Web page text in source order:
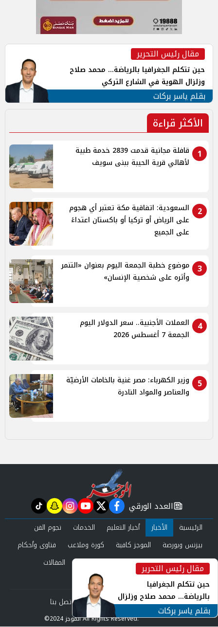
مقال رئيس التحرير
حين تتكلم الجغرافيا بالرياضة... محمد صلاح
وزلزال الهوية في الشارع التركي
بقلم ياسر بركات
الأكثر قراءة
1
قافلة مجانية قدمت 2839 خدمة طبية
لأهالي قرية الحيبة ببنى سويف
2
السعودية: اتفاقية مكة تعتبر أي هجوم
على الرياض أو تركيا أو باكستان اعتداءً
على الجميع
3
موضوع خطبة الجمعة اليوم بعنوان «التنمر
وأثره على شخصية الإنسان»
4
العملات الأجنبية.. سعر الدولار اليوم
الجمعة 7 أغسطس 2026
5
وزير الكهرباء: مصر غنية بالخامات الأرضيّة
والعناصر والمواد النادرة
مقال رئيس التحرير
حين تتكلم الجغرافيا
بالرياضة... محمد صلاح وزلزال
الهوية في الشارع التركي
بقلم ياسر بركات
newspaper
العدد الورقي facebook
twitter
youtube
instagram
snapchat
tiktok
الرئيسية الأخبار أخبار التعليم الخدمات
نجوم الفن
بيزنس وبورصة
الموجز كافية كورة وملاعب
فتاوى وأحكام
صحة وجمال
عرب وعالم حوادث ومحاكم
المقالات
العدد الورقي
من نحن
سياسة الخصوصية اتصل بنا
©2024 الموجز All Rights Reserved.